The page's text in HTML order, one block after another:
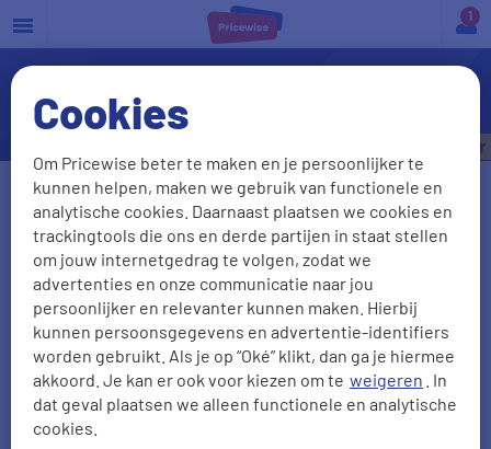
Cookies
Om Pricewise beter te maken en je persoonlijker te
kunnen helpen, maken we gebruik van functionele en
analytische cookies. Daarnaast plaatsen we cookies en
trackingtools die ons en derde partijen in staat stellen
om jouw internetgedrag te volgen, zodat we
advertenties en onze communicatie naar jou
persoonlijker en relevanter kunnen maken. Hierbij
kunnen persoonsgegevens en advertentie-identifiers
worden gebruikt. Als je op “Oké” klikt, dan ga je hiermee
akkoord. Je kan er ook voor kiezen om te weigeren . In
dat geval plaatsen we alleen functionele en analytische
cookies.
a
Enkelzijdige schade: wat nu?
Vul je kenteken in
Kenteken onbekend
Postcode Huisnr + Toevoeging
€535,- per jaar